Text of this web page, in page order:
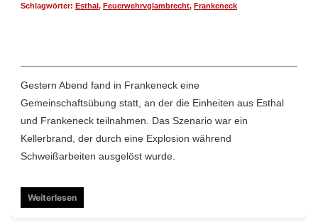
Schlagwörter: Esthal, Feuerwehrvglambrecht, Frankeneck
Gestern Abend fand in Frankeneck eine
Gemeinschaftsübung statt, an der die Einheiten aus Esthal
und Frankeneck teilnahmen. Das Szenario war ein
Kellerbrand, der durch eine Explosion während
Schweißarbeiten ausgelöst wurde.
Weiterlesen